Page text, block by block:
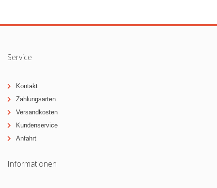
Service
Kontakt
Zahlungsarten
Versandkosten
Kundenservice
Anfahrt
Informationen